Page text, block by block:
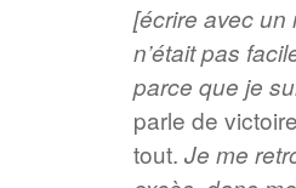
[écrire avec un
n’était pas
parce que je
parle de
tout. Je me